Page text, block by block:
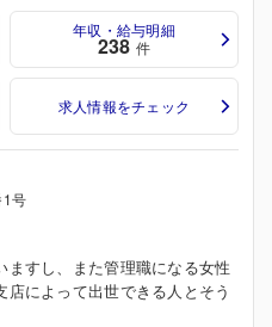
年収・給与明細
238 件
求人情報をチェック
号
すし、また管理職になる女性
によって出世できる人とそう